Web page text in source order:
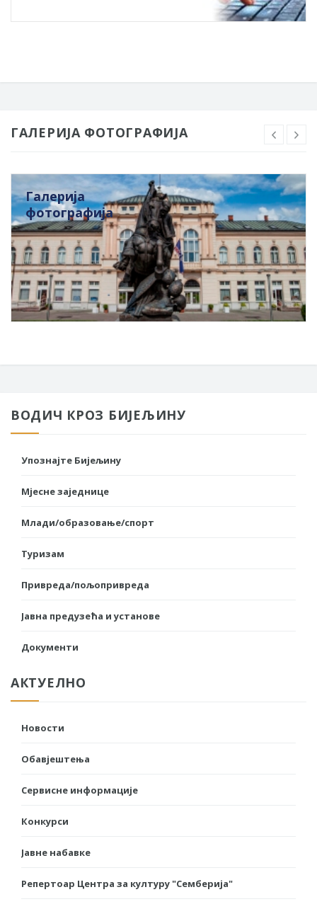
ГАЛЕРИЈА ФОТОГРАФИЈА
Галерија
фотографија
ВОДИЧ КРОЗ БИЈЕЉИНУ
Упознајте Бијељину
Мјесне заједнице
Млади/образовање/спорт
Туризам
Привреда/пољопривреда
Јавна предузећа и установе
Документи
АКТУЕЛНО
Новости
Обавјештења
Сервисне информације
Конкурси
Јавне набавке
Репертоар Центра за културу "Семберија"